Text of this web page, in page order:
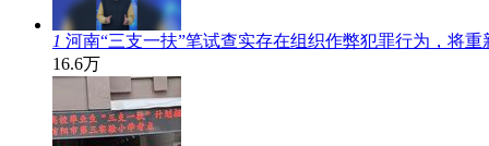
1 河南“三支一扶”笔试查实存在组织作弊犯罪行为，将重
16.6万